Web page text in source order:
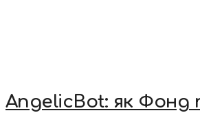
AngelicBot: як Фонд